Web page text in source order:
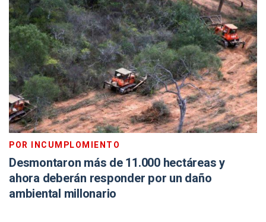
POR INCUMPLOMIENTO
Desmontaron más de 11.000 hectáreas y
ahora deberán responder por un daño
ambiental millonario